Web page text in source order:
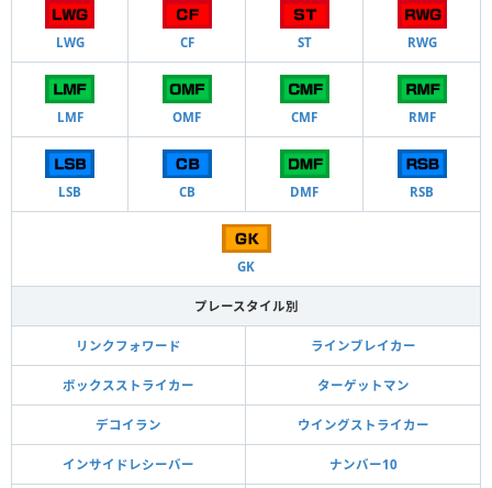
LWG CF ST RWG
LMF OMF CMF RMF
LSB CB DMF RSB
GK
プレースタイル別
リンクフォワード ラインブレイカー
ボックスストライカー ターゲットマン
デコイラン ウイングストライカー
インサイドレシーバー ナンバー10